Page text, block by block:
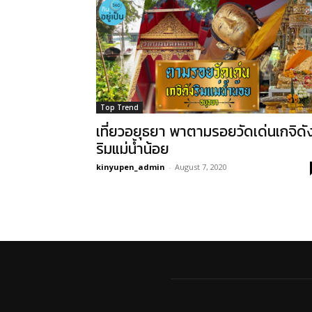
Top Trend
เที่ยวอยุธยา พาตามรอยวัดเด่นเกจิดั
ริมแม่น้ำน้อย
kinyupen_admin - August 7, 2020